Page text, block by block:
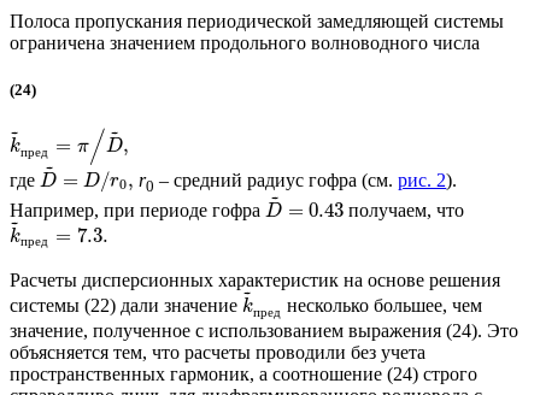
Полоса пропускания периодической замедляющей системы
ограничена значением продольного волноводного числа
(24)
k
~
пред = π/D
~
,
где D
~
= D/r0, r0 – средний радиус гофра (см.рис. 2).
Например, при периоде гофра D
~
= 0.43 получаем, что
k
~
пред = 7.3.
Расчеты дисперсионных характеристик на основе решения
системы (22) дали значение k
~
пред несколько большее, чем
значение, полученное с использованием выражения (24). Это
объясняется тем, что расчеты проводили без учета
пространственных гармоник, а соотношение (24) строго